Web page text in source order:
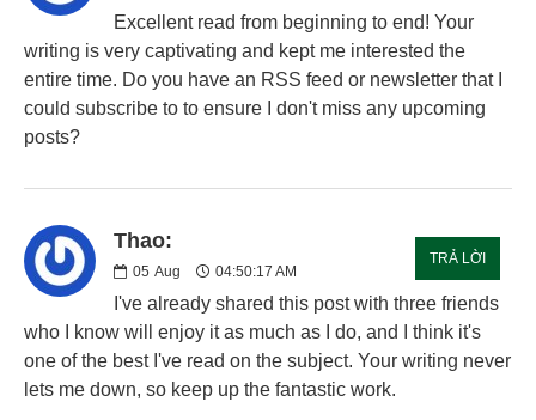
Excellent read from beginning to end! Your
writing is very captivating and kept me interested the
entire time. Do you have an RSS feed or newsletter that I
could subscribe to to ensure I don't miss any upcoming
posts?
Thao:
05 Aug 04:50:17 AM
TRẢ LỜI
I've already shared this post with three friends
who I know will enjoy it as much as I do, and I think it's
one of the best I've read on the subject. Your writing never
lets me down, so keep up the fantastic work.